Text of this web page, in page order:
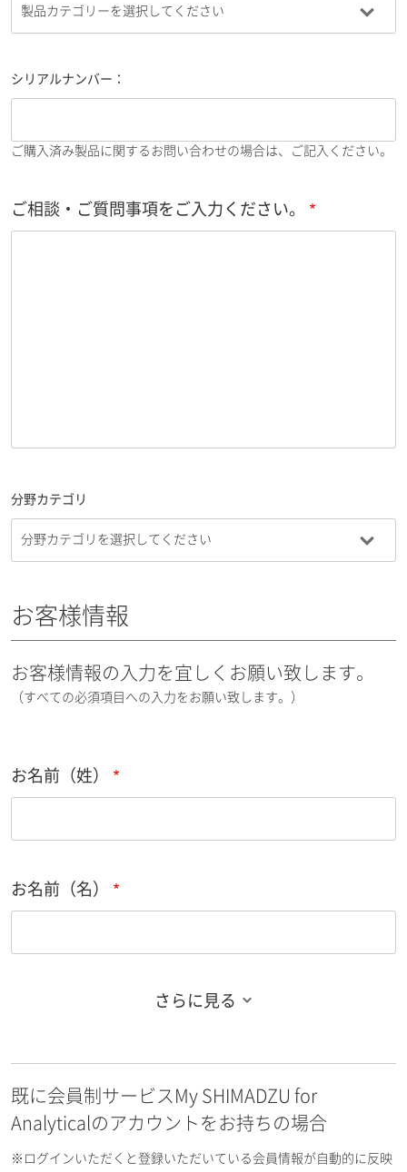
シリアルナンバー：
ご購入済み製品に関するお問い合わせの場合は、ご記入ください。
ご相談・ご質問事項をご入力ください。
分野カテゴリ
お客様情報
お客様情報の入力を宜しくお願い致します。
（すべての必須項目への入力をお願い致します。）
お名前（姓）
お名前（名）
お名前フリガナ（名）
さらに見る
既に会員制サービスMy SHIMADZU for
Analyticalのアカウントをお持ちの場合
※ログインいただくと登録いただいている会員情報が自動的に反映